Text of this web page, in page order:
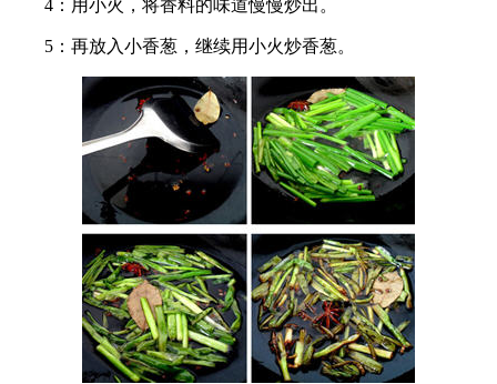
4：用小火，将香料的味道慢慢炒出。
5：再放入小香葱，继续用小火炒香葱。